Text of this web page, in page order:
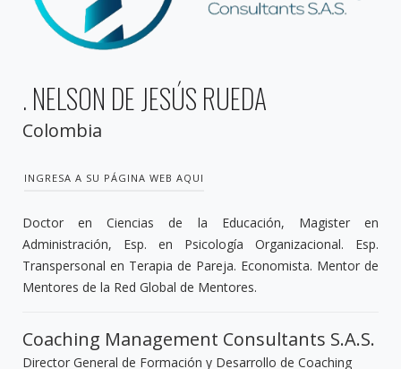
. NELSON DE JESÚS RUEDA
Colombia
INGRESA A SU PÁGINA WEB AQUI
Doctor en Ciencias de la Educación, Magister en
Administración, Esp. en Psicología Organizacional. Esp.
Transpersonal en Terapia de Pareja. Economista. Mentor de
Mentores de la Red Global de Mentores.
Coaching Management Consultants S.A.S.
Director General de Formación y Desarrollo de Coaching